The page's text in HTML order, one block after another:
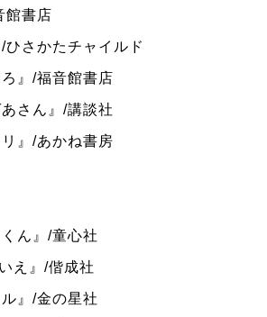
館書店
ひさかたチャイルド
ろ』/福音館書店
あさん』/講談社
リ』/あかね書房
ん』/童心社
え』/偕成社
』/金の星社